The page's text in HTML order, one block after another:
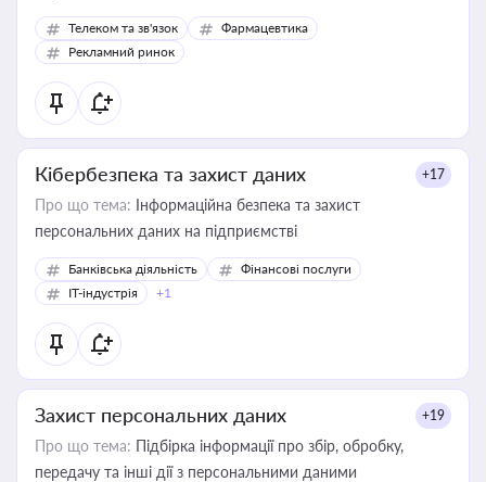
Телеком та зв'язок
Фармацевтика
Рекламний ринок
Кібербезпека та захист даних +17
Про що тема: Інформаційна безпека та захист
персональних даних на підприємстві
Банківська діяльність
Фінансові послуги
IT-індустрія
+1
Захист персональних даних +19
Про що тема: Підбірка інформації про збір, обробку,
передачу та інші дії з персональними даними